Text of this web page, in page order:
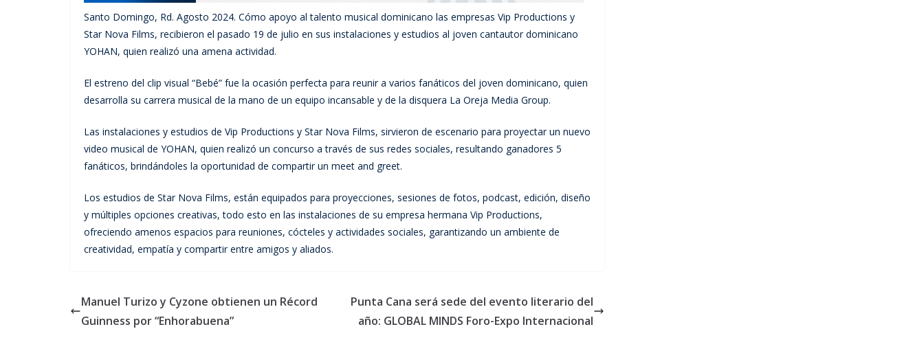
Santo Domingo, Rd. Agosto 2024. Cómo apoyo al talento musical dominicano las empresas Vip Productions y
Star Nova Films, recibieron el pasado 19 de julio en sus instalaciones y estudios al joven cantautor dominicano
YOHAN, quien realizó una amena actividad.
El estreno del clip visual “Bebé” fue la ocasión perfecta para reunir a varios fanáticos del joven dominicano, quien
desarrolla su carrera musical de la mano de un equipo incansable y de la disquera La Oreja Media Group.
Las instalaciones y estudios de Vip Productions y Star Nova Films, sirvieron de escenario para proyectar un nuevo
video musical de YOHAN, quien realizó un concurso a través de sus redes sociales, resultando ganadores 5
fanáticos, brindándoles la oportunidad de compartir un meet and greet.
Los estudios de Star Nova Films, están equipados para proyecciones, sesiones de fotos, podcast, edición, diseño
y múltiples opciones creativas, todo esto en las instalaciones de su empresa hermana Vip Productions,
ofreciendo amenos espacios para reuniones, cócteles y actividades sociales, garantizando un ambiente de
creatividad, empatía y compartir entre amigos y aliados.
Manuel Turizo y Cyzone obtienen un Récord
Guinness por “Enhorabuena”
Punta Cana será sede del evento literario del
año: GLOBAL MINDS Foro-Expo Internacional